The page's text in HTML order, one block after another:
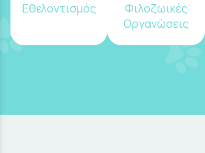
Εθελοντισμός
Φιλοζωικές
Οργανώσεις